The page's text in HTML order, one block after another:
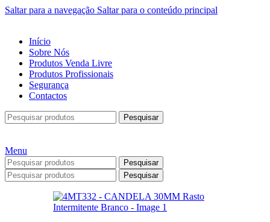
Saltar para a navegação Saltar para o conteúdo principal
Início
Sobre Nós
Produtos Venda Livre
Produtos Profissionais
Segurança
Contactos
Pesquisar
Menu
Pesquisar
Pesquisar